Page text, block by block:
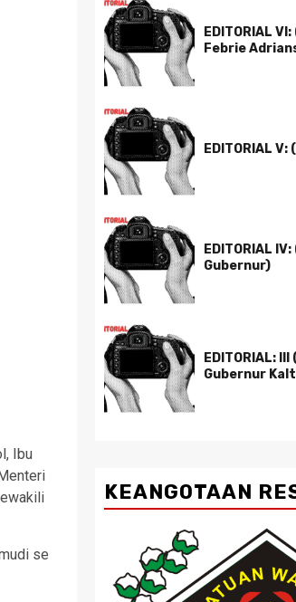
Ibu
se
EDITORIAL
Febrie
EDITORIAL
EDITORIAL
Gubernur)
EDITORIAL:
Gubernur
KEANGOTAAN